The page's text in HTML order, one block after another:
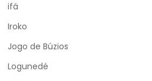
ifá
Iroko
Jogo de Búzios
Logunedé